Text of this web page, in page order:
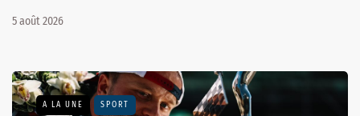
5 août 2026
A LA UNE SPORT